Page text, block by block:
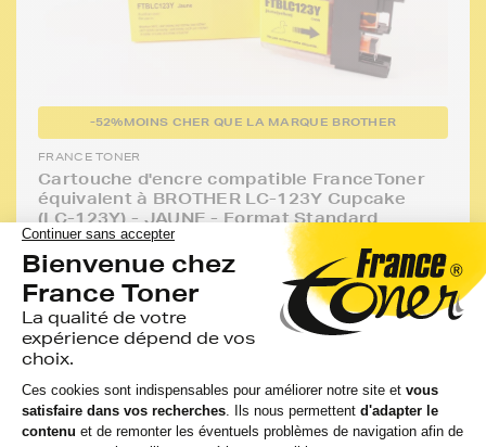
-52%MOINS CHER QUE LA MARQUE BROTHER
FRANCE TONER
Cartouche d'encre compatible FranceToner
équivalent à BROTHER LC-123Y Cupcake
(LC-123Y) - JAUNE - Format Standard
GARANTIE 2 ANS Voir le produit
Compatible
BROTHER
MFC J 4610
DW
Jaune
600
pages